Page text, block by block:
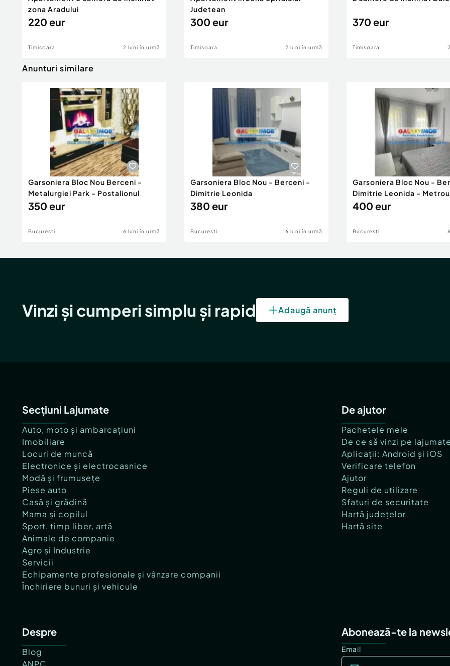
zona Aradului
220 eur
Timisoara 2 luni în urmă
Judetean
300 eur
Timisoara 2 luni în urmă
370 eur
Timisoara
Anunturi similare
Garsoniera Bloc Nou Berceni -
Metalurgiei Park - Postalionul
350 eur
Bucuresti 6 luni în urmă
Garsoniera Bloc Nou - Berceni -
Dimitrie Leonida
380 eur
Bucuresti 6 luni în urmă
Garsoniera Bloc Nou -
Dimitrie Leonida -
400 eur
Bucuresti
Vinzi și cumperi simplu și rapid Adaugă anunț
Secțiuni Lajumate
Auto, moto și ambarcațiuni
Imobiliare
Locuri de muncă
Electronice și electrocasnice
Modă și frumusețe
Piese auto
Casă și grădină
Mama și copilul
Sport, timp liber, artă
Animale de companie
Agro și Industrie
Servicii
Echipamente profesionale și vânzare companii
Închiriere bunuri și vehicule
De ajutor
Pachetele mele
De ce să vinzi pe
Aplicații: Android și iOS
Verificare telefon
Ajutor
Reguli de utilizare
Sfaturi de securitate
Hartă județelor
Hartă site
Despre
Blog
ANPC
Abonează-te la
Email